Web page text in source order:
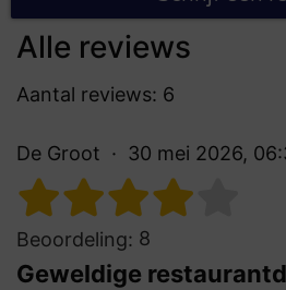
Alle reviews
Aantal reviews: 6
De Groot 30 mei 2026,
Beoordeling: 8
Geweldige